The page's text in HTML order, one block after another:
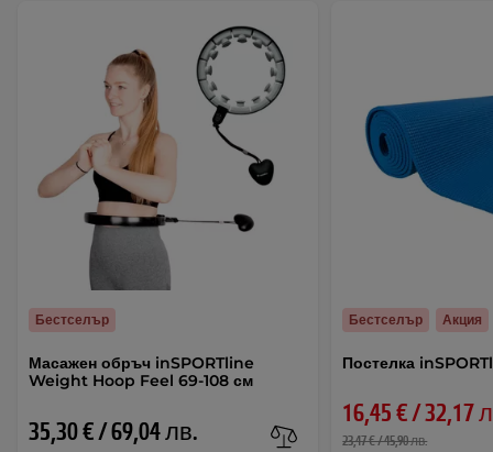
Масажен обръч inSPORTline
Weight Hoop Feel 69-108 см
35,30 € / 69,04 лв.
Бестселър
Постелка
16,45 € / 32,17
23,47 € / 45,90 лв.
Бестселър Акция